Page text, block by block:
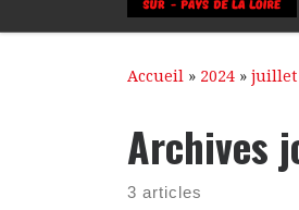
Accueil » 2024 » juillet
Archives
3 articles